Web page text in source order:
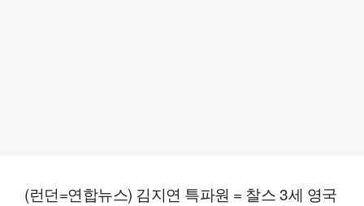
(런던=연합뉴스) 김지연 특파원 = 찰스 3세 영국